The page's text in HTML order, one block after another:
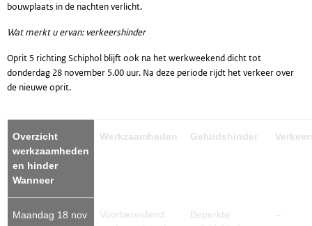
bouwplaats in de nachten verlicht.
Wat merkt u ervan: verkeershinder
Oprit 5 richting Schiphol blijft ook na het werkweekend dicht tot
donderdag 28 november 5.00 uur. Na deze periode rijdt het verkeer over
de nieuwe oprit.
Overzicht
werkzaamheden
en hinder
Wanneer
Werkzaamheden Geluidshinder
Maandag 18 nov
Voorbereidend
Beperkte
–